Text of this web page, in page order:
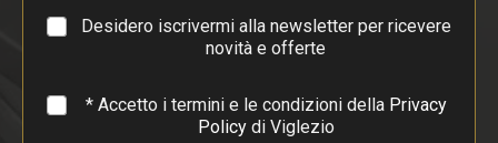
a
f
Desidero iscrivermi alla newsletter per ricevere
novità e offerte
* * Accetto i termini e le condizioni della Privacy
Policydi Viglezio